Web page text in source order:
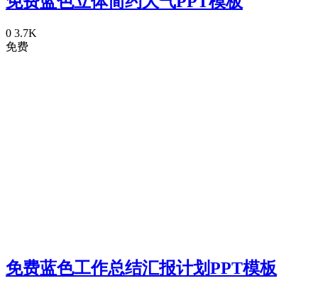
0 3.7K
免费
免费蓝色工作总结汇报计划PPT模板